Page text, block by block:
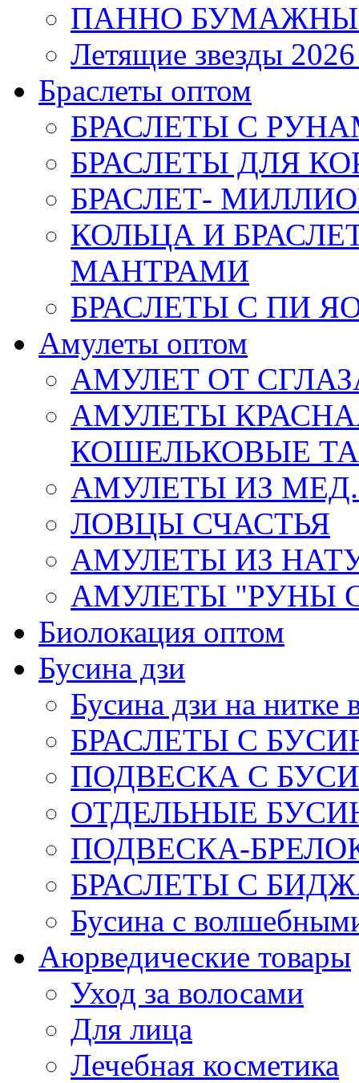
ПАННО
Летящие звезды
Браслеты оптом
БРАСЛЕТЫ С
БРАСЛЕТЫ ДЛЯ
БРАСЛЕТ-
КОЛЬЦА И
МАНТРАМИ
БРАСЛЕТЫ С ПИ
Амулеты оптом
АМУЛЕТ ОТ
АМУЛЕТЫ
КОШЕЛЬКОВЫЕ
АМУЛЕТЫ ИЗ
ЛОВЦЫ СЧАСТЬЯ
АМУЛЕТЫ ИЗ
АМУЛЕТЫ "РУНЫ
Биолокация оптом
Бусина дзи
Бусина дзи на нитке
БРАСЛЕТЫ С
ПОДВЕСКА С
ОТДЕЛЬНЫЕ
ПОДВЕСКА-
БРАСЛЕТЫ С
Бусина с
Аюрведические товары
Уход за волосами
Для лица
Лечебная косметика